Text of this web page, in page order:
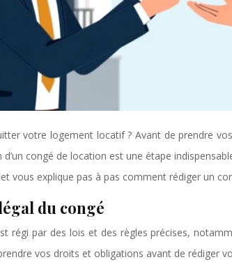
votre logement locatif ? Avant de prendre
d’un congé de location est une étape
vous explique pas à pas comment rédiger un
du congé
régi par des lois et des règles précises,
vos droits et obligations avant de rédiger